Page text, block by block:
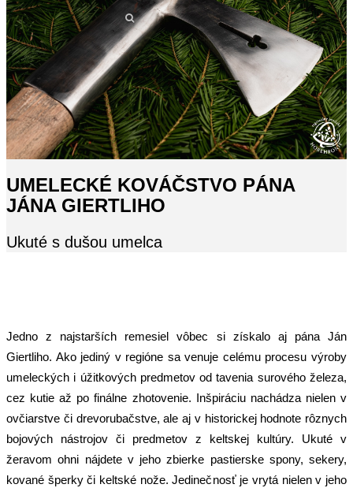
UMELECKÉ KOVÁČSTVO PÁNA
JÁNA GIERTLIHO
Ukuté s dušou umelca
Jedno z najstarších remesiel vôbec si získalo aj pána Ján
Giertliho. Ako jediný v regióne sa venuje celému procesu výroby
umeleckých i úžitkových predmetov od tavenia surového železa,
cez kutie až po finálne zhotovenie. Inšpiráciu nachádza nielen v
ovčiarstve či drevorubačstve, ale aj v historickej hodnote rôznych
bojových nástrojov či predmetov z keltskej kultúry. Ukuté v
žeravom ohni nájdete v jeho zbierke pastierske spony, sekery,
kované šperky či keltské nože. Jedinečnosť je vrytá nielen v jeho